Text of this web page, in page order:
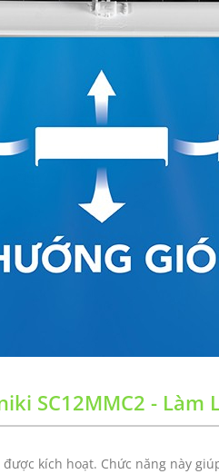
SC12MMC2 - Làm
kích hoạt. Chức năng này